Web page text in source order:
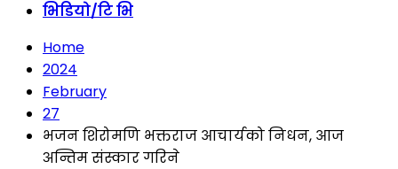
भिडियो/टि भि
Home
2024
February
27
भजन शिरोमणि भक्तराज आचार्यको निधन, आज
अन्तिम संस्कार गरिने